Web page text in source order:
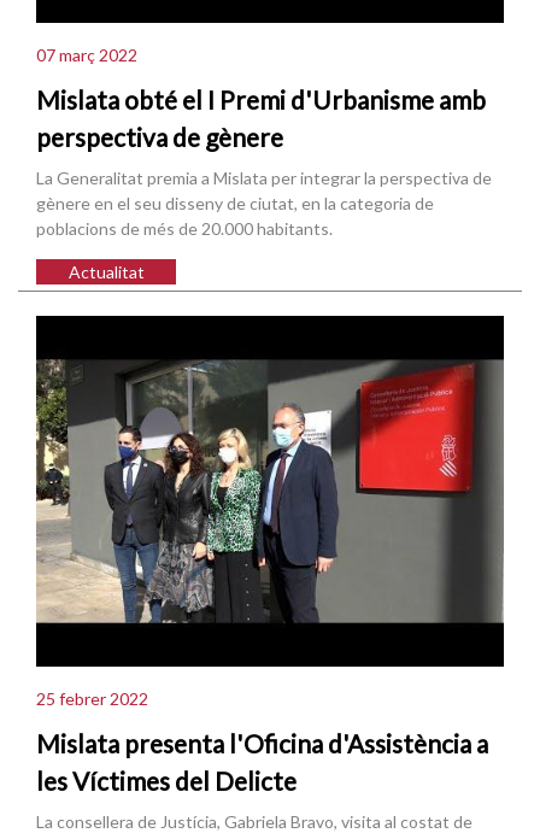
07 març 2022
Mislata obté el I Premi d'Urbanisme amb
perspectiva de gènere
La Generalitat premia a Mislata per integrar la perspectiva de
gènere en el seu disseny de ciutat, en la categoria de
poblacions de més de 20.000 habitants.
Actualitat
25 febrer 2022
Mislata presenta l'Oficina d'Assistència a
les Víctimes del Delicte
La consellera de Justícia, Gabriela Bravo, visita al costat de